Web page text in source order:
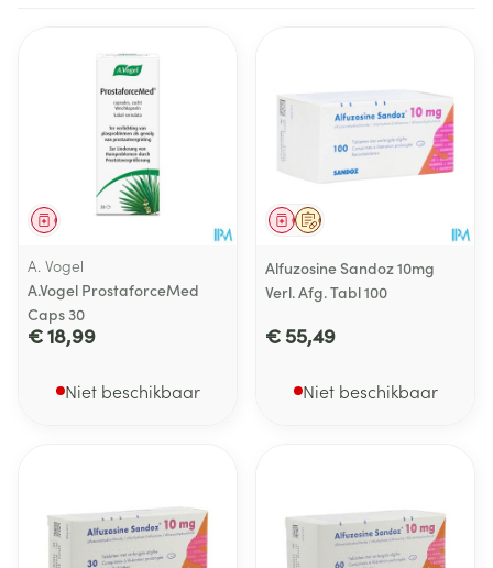
Geneesmiddel
A. Vogel
A.Vogel ProstaforceMed
Caps 30
€ 18,99
Niet beschikbaar
Op voorschrift
Geneesmiddel
Alfuzosine Sandoz 10mg
Verl. Afg. Tabl 100
€ 55,49
Niet beschikbaar